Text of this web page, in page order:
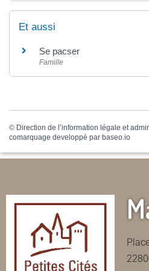
Et aussi
Se pacser
Famille
© Direction de l’information légale et
comarquage developpé par baseo.io